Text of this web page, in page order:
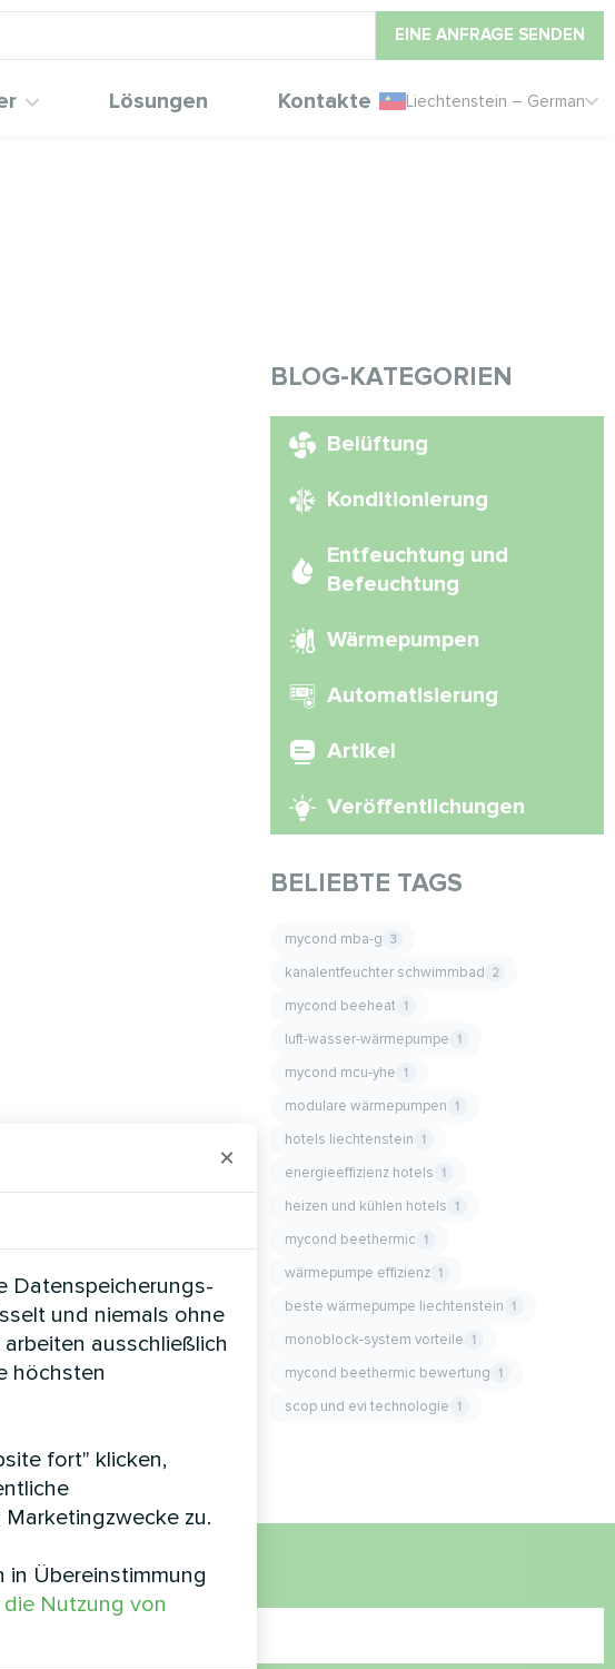
EINE ANFRAGE SENDEN
Lösungen Kontakte Liechtenstein – German
BLOG-KATEGORIEN
Belüftung
Konditionierung
Entfeuchtung und
Befeuchtung
Wärmepumpen
Automatisierung
Artikel
Veröffentlichungen
BELIEBTE TAGS
mycond mba-g 3
kanalentfeuchter schwimmbad 2
mycond beeheat 1
luft-wasser-wärmepumpe 1
mycond mcu-yhe 1
modulare wärmepumpen 1
hotels liechtenstein 1
energieeffizienz hotels 1
heizen und kühlen hotels 1
mycond beethermic 1
wärmepumpe effizienz 1
beste wärmepumpe liechtenstein 1
monoblock-system vorteile 1
mycond beethermic bewertung 1
scop und evi technologie 1
×
Datenspeicherungs-
und niemals ohne
ausschließlich
höchsten
fort" klicken,
zu.
Übereinstimmung
die Nutzung von